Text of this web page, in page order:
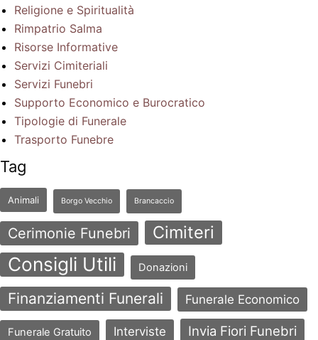
Religione e Spiritualità
Rimpatrio Salma
Risorse Informative
Servizi Cimiteriali
Servizi Funebri
Supporto Economico e Burocratico
Tipologie di Funerale
Trasporto Funebre
Tag
Animali Borgo Vecchio Brancaccio
Cerimonie Funebri Cimiteri
Consigli Utili Donazioni
Finanziamenti Funerali Funerale Economico
Funerale Gratuito Interviste Invia Fiori Funebri